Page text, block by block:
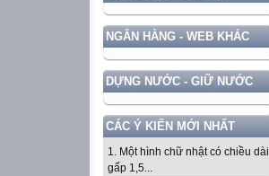
NGÂN HÀNG - WEB KHÁC
DỰNG NƯỚC - GIỮ NƯỚC
CÁC Ý KIẾN MỚI NHẤT
1. Một hình chữ nhật có chiều dài
gấp 1,5...